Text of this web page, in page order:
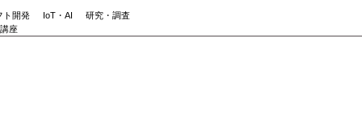
ト開発 IoT・AI
研究・調査
座